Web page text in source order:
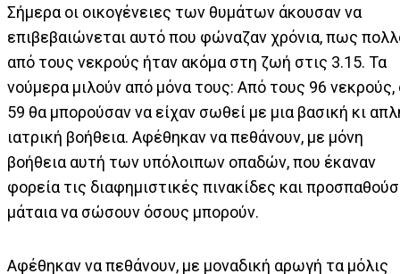
Σήμερα οι οικογένειες των θυμάτων άκουσαν να
επιβεβαιώνεται αυτό που φώναζαν χρόνια, πως
από τους νεκρούς ήταν ακόμα στη ζωή στις 3.15. Τα
νούμερα μιλούν από μόνα τους: Από τους 96 νεκρούς,
59 θα μπορούσαν να είχαν σωθεί με μια βασική κι
ιατρική βοήθεια. Αφέθηκαν να πεθάνουν, με μόνη
βοήθεια αυτή των υπόλοιπων οπαδών, που έκαναν
φορεία τις διαφημιστικές πινακίδες και
μάταια να σώσουν όσους μπορούν.
Αφέθηκαν να πεθάνουν, με μοναδική αρωγή τα μόλις